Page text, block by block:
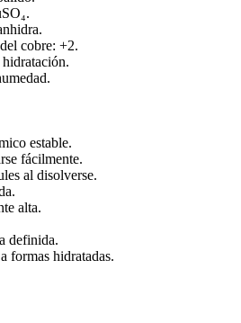
cobre: +2.
estable.
fácilmente.
al disolverse.
alta.
definida.
formas hidratadas.